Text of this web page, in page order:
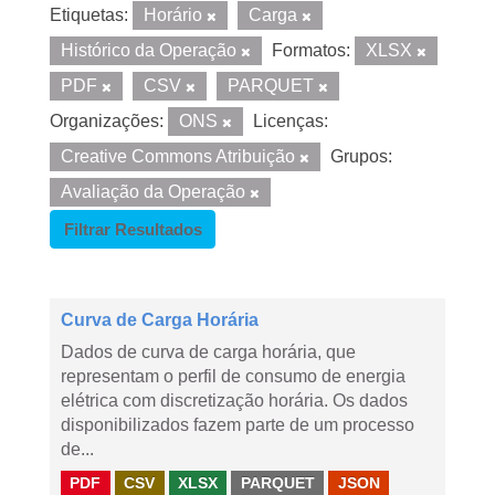
Etiquetas: Horário
Carga
Histórico da Operação
Formatos:
XLSX
PDF
CSV
PARQUET
Organizações:
ONS
Licenças:
Creative Commons Atribuição
Grupos:
Avaliação da Operação
Filtrar Resultados
Curva de Carga Horária
Dados de curva de carga horária, que
representam o perfil de consumo de energia
elétrica com discretização horária. Os dados
disponibilizados fazem parte de um processo
de...
PDF CSV XLSX PARQUET JSON